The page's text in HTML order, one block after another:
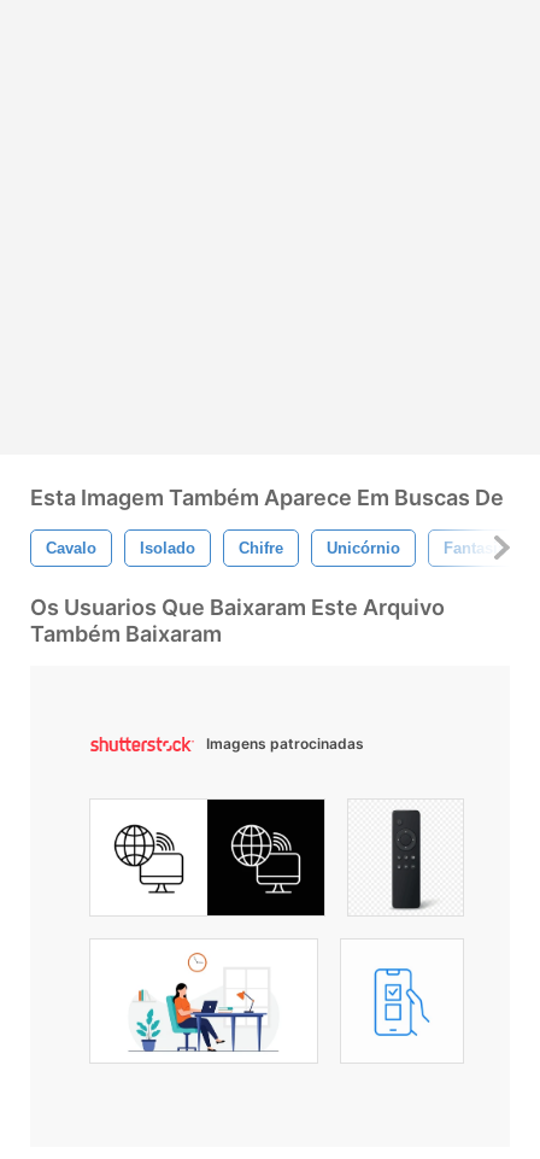
Esta Imagem Também Aparece Em Buscas De
Cavalo Isolado Chifre Unicórnio Fantasia
Os Usuarios Que Baixaram Este Arquivo
Também Baixaram
Imagens patrocinadas